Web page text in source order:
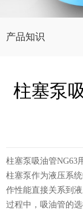
产品知识
柱塞泵
柱塞泵吸油管NG63
柱塞泵作为液压系
作性能直接关系到
过程中，吸油管的